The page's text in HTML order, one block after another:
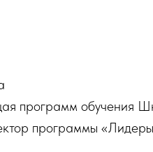
программ
программы